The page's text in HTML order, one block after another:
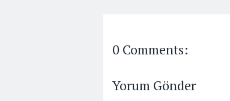
0 Comments:
Yorum Gönder